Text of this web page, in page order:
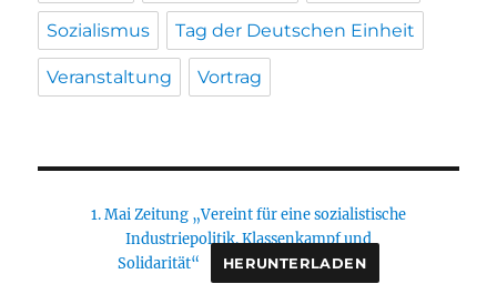
Sozialismus Tag der Deutschen Einheit
Veranstaltung Vortrag
1. Mai Zeitung „Vereint für eine sozialistische
Industriepolitik. Klassenkampf und
Solidarität“
HERUNTERLADEN